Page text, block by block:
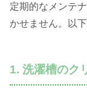
定期的なメンテ
かせません。以
1. 洗濯槽のク